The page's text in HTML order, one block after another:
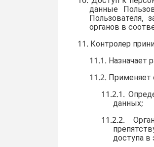
данные
Пользователя,
органов в
11. Контролер
11.1. Назначает
11.2. Применяет
11.2.1.
данных;
11.2.2.
доступа в